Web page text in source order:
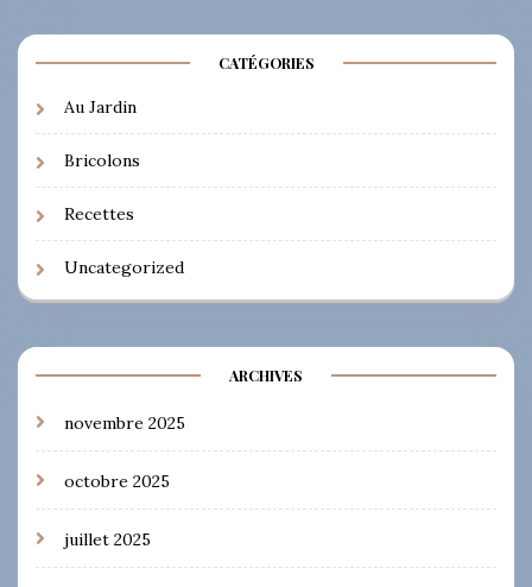
CATÉGORIES
Au Jardin
Bricolons
Recettes
Uncategorized
ARCHIVES
novembre 2025
octobre 2025
juillet 2025